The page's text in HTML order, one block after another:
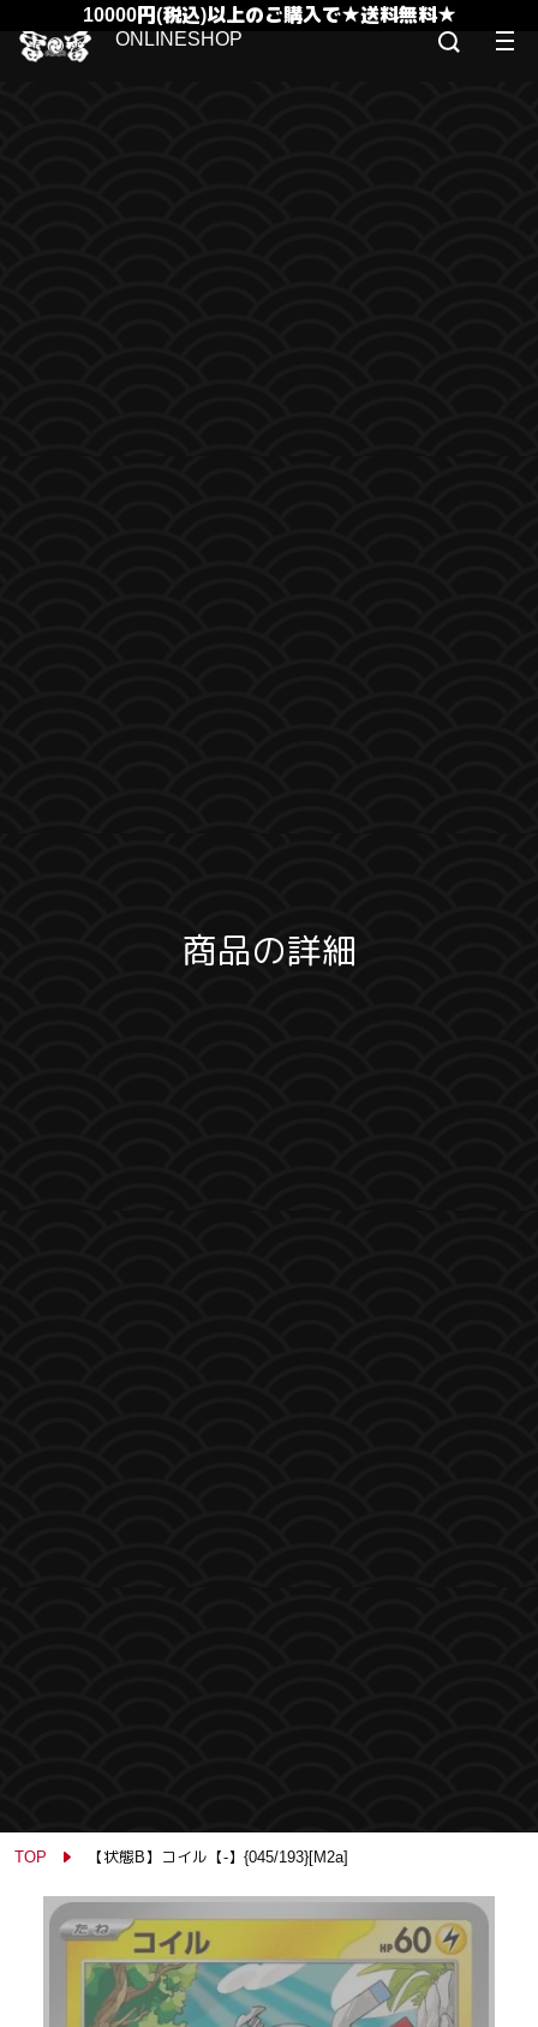
10000円(税込)以上のご購入で★送料無料★
商品の詳細
TOP 【状態B】コイル【-】{045/193}[M2a]
ONLINESHOP